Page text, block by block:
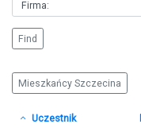
Mieszkańcy Szczecina
Uczestnik